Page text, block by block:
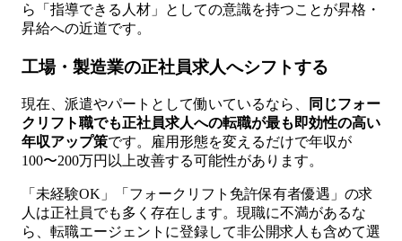
ら「指導できる人材」としての意識を持つことが昇格・
昇給への近道です。
工場・製造業の正社員求人へシフトする
現在、派遣やパートとして働いているなら、
同じフォー
クリフト職でも正社員求人への転職が最も即効性の高い
年収アップ策です。雇用形態を変えるだけで年収が
100〜200万円以上改善する可能性があります。
「未経験OK」「フォークリフト免許保有者優遇」の求
人は正社員でも多く存在します。現職に不満があるな
ら、転職エージェントに登録して非公開求人も含めて選